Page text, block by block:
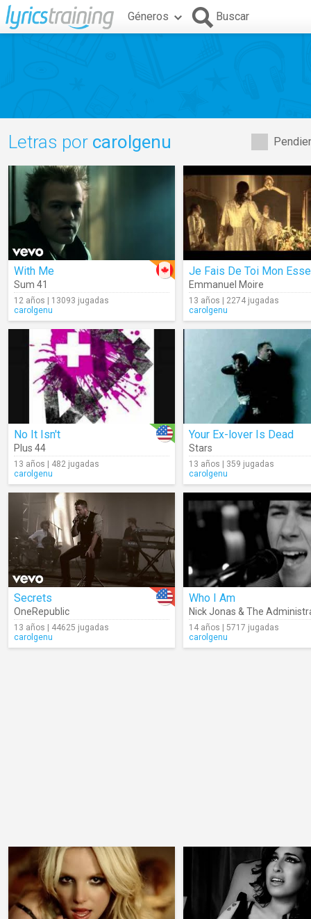
Géneros Buscar
Letras por carolgenu
With Me
Sum 41
12 años | 13093 jugadas
carolgenu
Emmanuel Moire
13 años | 2274 jugadas
carolgenu
No It Isn't
Plus 44
13 años | 482 jugadas
carolgenu
Your Ex-lover Is Dead
Stars
13 años | 359 jugadas
carolgenu
Secrets
OneRepublic
13 años | 44625 jugadas
carolgenu
Who I Am
Nick Jonas & The
14 años | 5717 jugadas
carolgenu